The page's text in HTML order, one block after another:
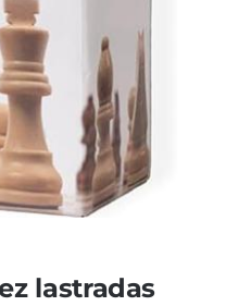
lastradas